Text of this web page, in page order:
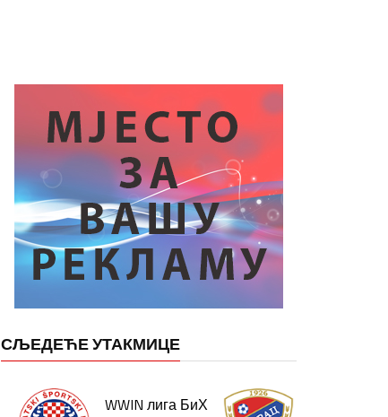
СЉЕДЕЋЕ УТАКМИЦЕ
WWIN лига БиХ